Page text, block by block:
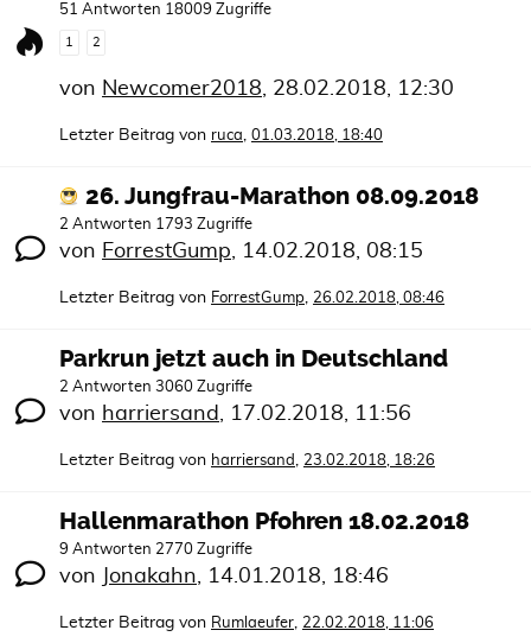
51 Antworten 18009 Zugriffe
1 2
von Newcomer2018, 28.02.2018, 12:30
Letzter Beitrag von ruca, 01.03.2018, 18:40
26. Jungfrau-Marathon 08.09.2018
2 Antworten 1793 Zugriffe
von ForrestGump, 14.02.2018, 08:15
Letzter Beitrag von ForrestGump, 26.02.2018, 08:46
Parkrun jetzt auch in Deutschland
2 Antworten 3060 Zugriffe
von harriersand, 17.02.2018, 11:56
Letzter Beitrag von harriersand, 23.02.2018, 18:26
Hallenmarathon Pfohren 18.02.2018
9 Antworten 2770 Zugriffe
von Jonakahn, 14.01.2018, 18:46
Letzter Beitrag von Rumlaeufer, 22.02.2018, 11:06